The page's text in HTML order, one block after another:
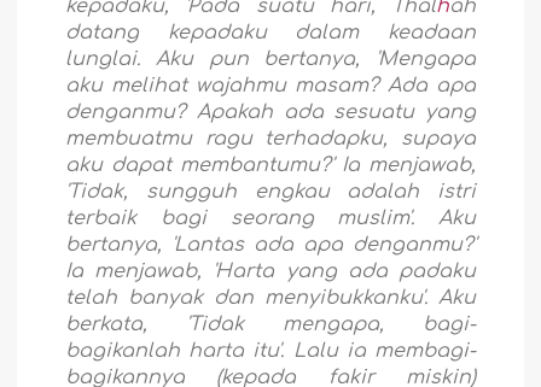
kepadaku, 'Pada suatu hari, Thalhah
datang kepadaku dalam keadaan
lunglai. Aku pun bertanya, 'Mengapa
aku melihat wajahmu masam? Ada apa
denganmu? Apakah ada sesuatu yang
membuatmu ragu terhadapku, supaya
aku dapat membantumu?' Ia menjawab,
'Tidak, sungguh engkau adalah istri
terbaik bagi seorang muslim'. Aku
bertanya, 'Lantas ada apa denganmu?'
Ia menjawab, 'Harta yang ada padaku
telah banyak dan menyibukkanku'. Aku
berkata, 'Tidak mengapa, bagi-
bagikanlah harta itu'. Lalu ia membagi-
bagikannya (kepada fakir miskin)